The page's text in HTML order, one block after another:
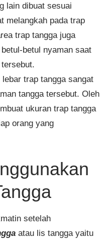
lain dibuat sesuai
melangkah pada trap
trap tangga juga
betul nyaman saat
trap tangga sangat
tangga tersebut. Oleh
ukuran trap tangga
orang yang
setelah
atau lis tangga yaitu